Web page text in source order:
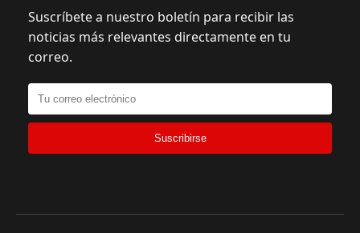
Suscríbete a nuestro boletín para recibir las
noticias más relevantes directamente en tu
correo.
Suscribirse